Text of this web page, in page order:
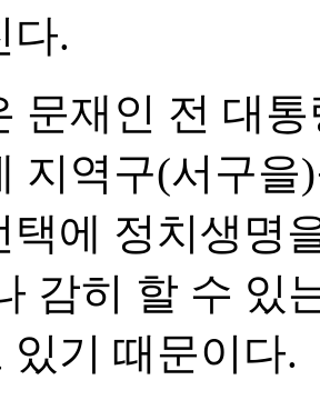
다.
문재인 전 대
지역구(서구
택에 정치생명
감히 할 수 있
있기 때문이다.